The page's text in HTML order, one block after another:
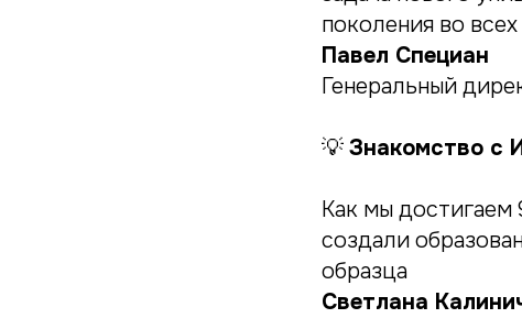
поколения во
Павел Специан
Генеральный
💡 Знакомство с
Как мы достигаем
создали
образца
Светлана